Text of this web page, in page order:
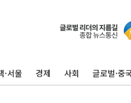
·서울 경제 사회 글로벌·중